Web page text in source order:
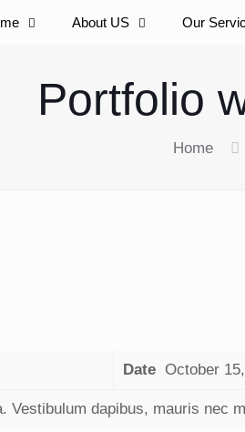
About US Our
Portfolio
Home
Date October
Vestibulum dapibus, mauris nec